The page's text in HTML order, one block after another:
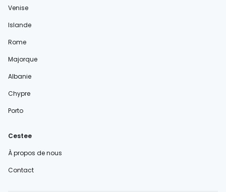
Venise
Islande
Rome
Majorque
Albanie
Chypre
Porto
Cestee
À propos de nous
Contact